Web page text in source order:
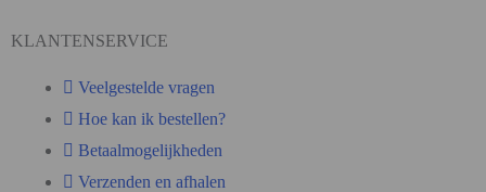
KLANTENSERVICE
Veelgestelde vragen
Hoe kan ik bestellen?
Betaalmogelijkheden
Verzenden en afhalen